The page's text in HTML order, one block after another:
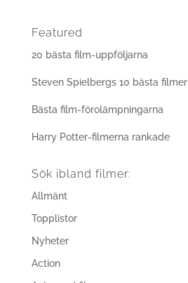
Featured
20 bästa film-uppföljarna
Steven Spielbergs 10 bästa filmer
Bästa film-förolämpningarna
Harry Potter-filmerna rankade
Sök ibland filmer:
Allmänt
Topplistor
Nyheter
Action